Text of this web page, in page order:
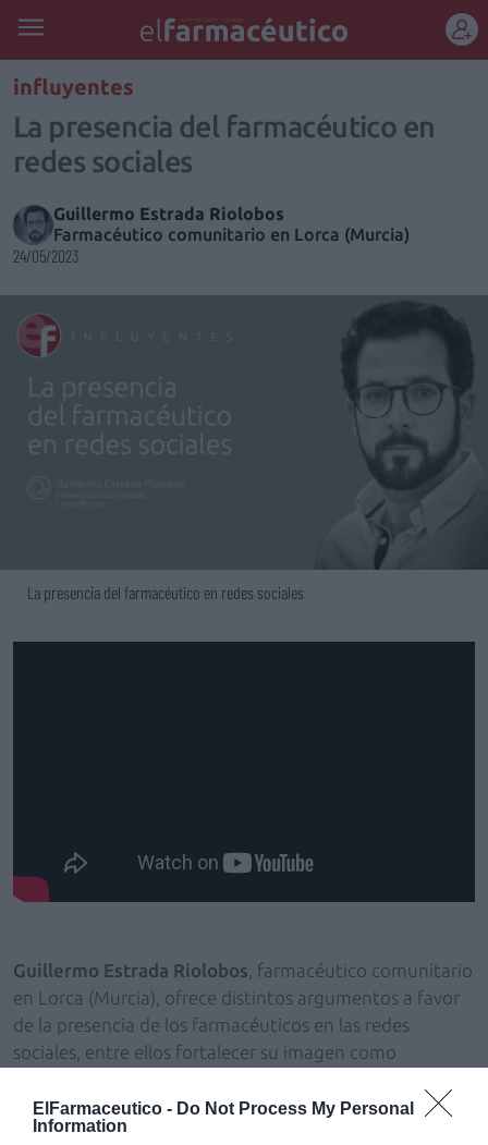
ElFarmaceutico - Do Not Process My Personal
Information
influyentes
La presencia del farmacéutico en
redes sociales
Guillermo Estrada Riolobos
Farmacéutico comunitario en Lorca (Murcia)
24/05/2023
La presencia del farmacéutico en redes sociales
Guillermo Estrada Riolobos , farmacéutico comunitario
en Lorca (Murcia), ofrece distintos argumentos a favor
de la presencia de los farmacéuticos en las redes
sociales, entre ellos fortalecer su imagen como
sanitaria poblacional desmintiendo bulos,
desinformaciones y mitos, y fomentar y aumentar el